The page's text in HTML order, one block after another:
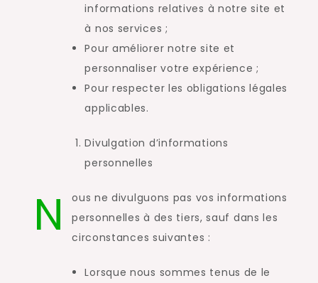
informations relatives à notre site et
à nos services ;
Pour améliorer notre site et
personnaliser votre expérience ;
Pour respecter les obligations légales
applicables.
Divulgation d’informations
personnelles
N
ous ne divulguons pas vos informations
personnelles à des tiers, sauf dans les
circonstances suivantes :
Lorsque nous sommes tenus de le